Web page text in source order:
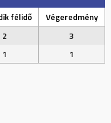
félidő
Végeredmény
2
3
1 1